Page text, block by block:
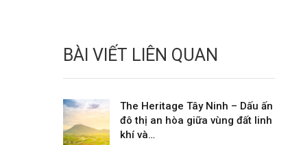
BÀI VIẾT LIÊN QUAN
The Heritage Tây Ninh – Dấu ấn
đô thị an hòa giữa vùng đất linh
khí và…